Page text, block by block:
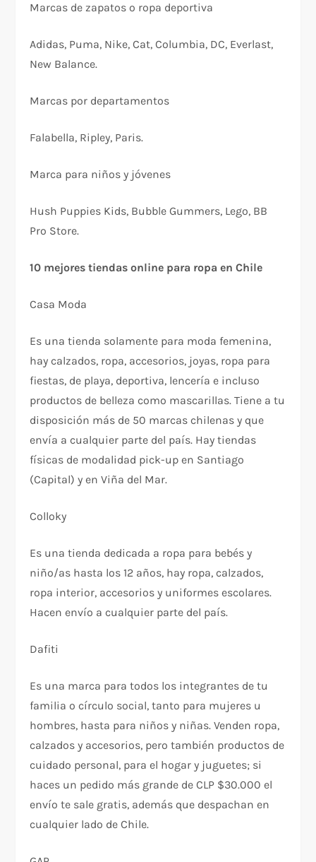
Marcas de zapatos o ropa deportiva
Adidas, Puma, Nike, Cat, Columbia, DC, Everlast,
New Balance.
Marcas por departamentos
Falabella, Ripley, Paris.
Marca para niños y jóvenes
Hush Puppies Kids, Bubble Gummers, Lego, BB
Pro Store.
10 mejores tiendas online para ropa en Chile
Casa Moda
Es una tienda solamente para moda femenina,
hay calzados, ropa, accesorios, joyas, ropa para
fiestas, de playa, deportiva, lencería e incluso
productos de belleza como mascarillas. Tiene a tu
disposición más de 50 marcas chilenas y que
envía a cualquier parte del país. Hay tiendas
físicas de modalidad pick-up en Santiago
(Capital) y en Viña del Mar.
Colloky
Es una tienda dedicada a ropa para bebés y
niño/as hasta los 12 años, hay ropa, calzados,
ropa interior, accesorios y uniformes escolares.
Hacen envío a cualquier parte del país.
Dafiti
Es una marca para todos los integrantes de tu
familia o círculo social, tanto para mujeres u
hombres, hasta para niños y niñas. Venden ropa,
calzados y accesorios, pero también productos de
cuidado personal, para el hogar y juguetes; si
haces un pedido más grande de CLP $30.000 el
envío te sale gratis, además que despachan en
cualquier lado de Chile.